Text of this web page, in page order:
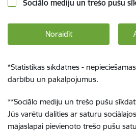
Sociālo mediju un trešo pušu
Noraidīt
*Statistikas sīkdatnes -
darbību un pakalpojumus.
**Sociālo mediju un trešo pušu
Jūs varētu dalīties ar saturu
mājaslapai pievienoto trešo pušu